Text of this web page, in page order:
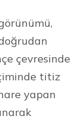
çevresinde
titiz
yapan